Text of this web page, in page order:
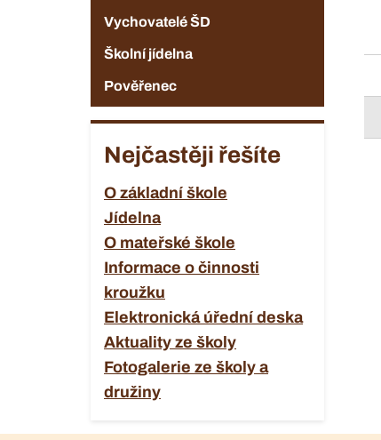
Vychovatelé ŠD
Školní jídelna
Pověřenec
Nejčastěji řešíte
O základní škole
Jídelna
O mateřské škole
Informace o činnosti
kroužku
Elektronická úřední deska
Aktuality ze školy
Fotogalerie ze školy a
družiny